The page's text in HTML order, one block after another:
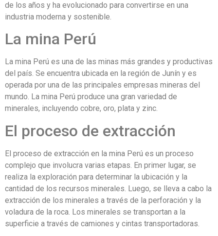
de los años y ha evolucionado para convertirse en una
industria moderna y sostenible.
La mina Perú
La mina Perú es una de las minas más grandes y productivas
del país. Se encuentra ubicada en la región de Junín y es
operada por una de las principales empresas mineras del
mundo. La mina Perú produce una gran variedad de
minerales, incluyendo cobre, oro, plata y zinc.
El proceso de extracción
El proceso de extracción en la mina Perú es un proceso
complejo que involucra varias etapas. En primer lugar, se
realiza la exploración para determinar la ubicación y la
cantidad de los recursos minerales. Luego, se lleva a cabo la
extracción de los minerales a través de la perforación y la
voladura de la roca. Los minerales se transportan a la
superficie a través de camiones y cintas transportadoras.